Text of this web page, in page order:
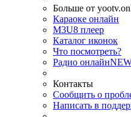
Больше от
Караоке онлайн
M3U8 плеер
Каталог иконок
Что посмотреть?
Радио онлайн
Контакты
Сообщить о
Написать в